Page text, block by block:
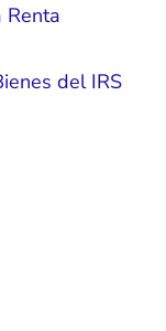
Renta
del IRS